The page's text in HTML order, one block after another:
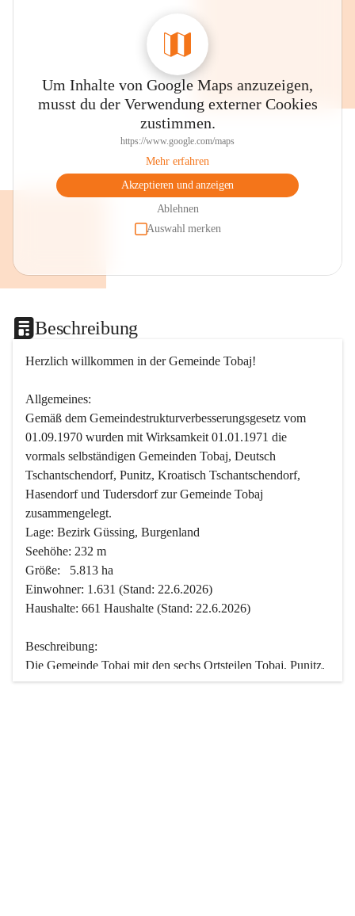
Um Inhalte von Google Maps anzuzeigen,
musst du der Verwendung externer Cookies
zustimmen.
https://www.google.com/maps
Mehr erfahren
Akzeptieren und anzeigen
Ablehnen
Auswahl merken
Beschreibung
Herzlich willkommen in der Gemeinde Tobaj!
Allgemeines:
Gemäß dem Gemeindestrukturverbesserungsgesetz vom
01.09.1970 wurden mit Wirksamkeit 01.01.1971 die
vormals selbständigen Gemeinden Tobaj, Deutsch
Tschantschendorf, Punitz, Kroatisch Tschantschendorf,
Hasendorf und Tudersdorf zur Gemeinde Tobaj
zusammengelegt.
Lage: Bezirk Güssing, Burgenland
Seehöhe: 232 m
Größe:   5.813 ha
Einwohner: 1.631 (Stand: 22.6.2026)
Haushalte: 661 Haushalte (Stand: 22.6.2026)
Beschreibung:
Die Gemeinde Tobaj mit den sechs Ortsteilen Tobaj, Punitz,
Deutsch Tschantschendorf, Kroatisch Tschantschendorf,